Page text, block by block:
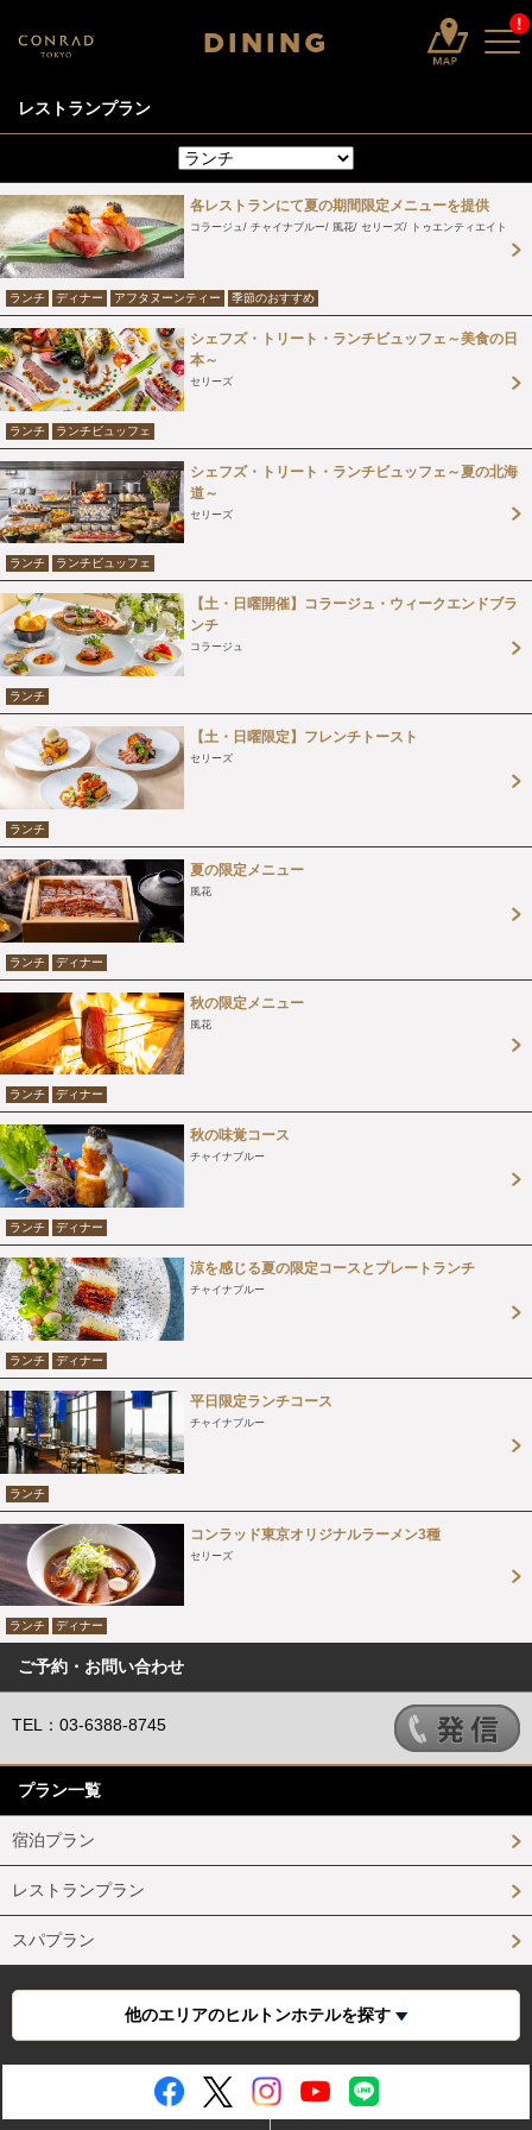
DINING
!
レストランプラン
各レストランにて夏の期間限定メニューを提供
コラージュ チャイナブルー 風花 セリーズ トゥエンティエイト
ランチ ディナー アフタヌーンティー 季節のおすすめ
シェフズ・トリート・ランチビュッフェ～美食の日
本～
セリーズ
ランチ ランチビュッフェ
シェフズ・トリート・ランチビュッフェ～夏の北海
道～
セリーズ
ランチ ランチビュッフェ
【土・日曜開催】コラージュ・ウィークエンドブラ
ンチ
コラージュ
ランチ
【土・日曜限定】フレンチトースト
セリーズ
ランチ
夏の限定メニュー
風花
ランチ ディナー
秋の限定メニュー
風花
ランチ ディナー
秋の味覚コース
チャイナブルー
ランチ ディナー
涼を感じる夏の限定コースとプレートランチ
チャイナブルー
ランチ ディナー
平日限定ランチコース
チャイナブルー
ランチ
コンラッド東京オリジナルラーメン3種
セリーズ
ランチ ディナー
ご予約・お問い合わせ
TEL：03-6388-8745
プラン一覧
宿泊プラン
レストランプラン
スパプラン
他のエリアのヒルトンホテルを探す